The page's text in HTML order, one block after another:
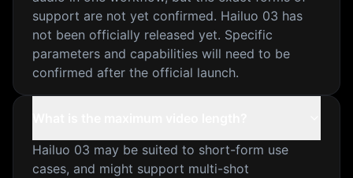
support are not yet confirmed. Hailuo 03 has
not been officially released yet. Specific
parameters and capabilities will need to be
confirmed after the official launch.
Hailuo 03 may be suited to short-form use
cases, and might support multi-shot